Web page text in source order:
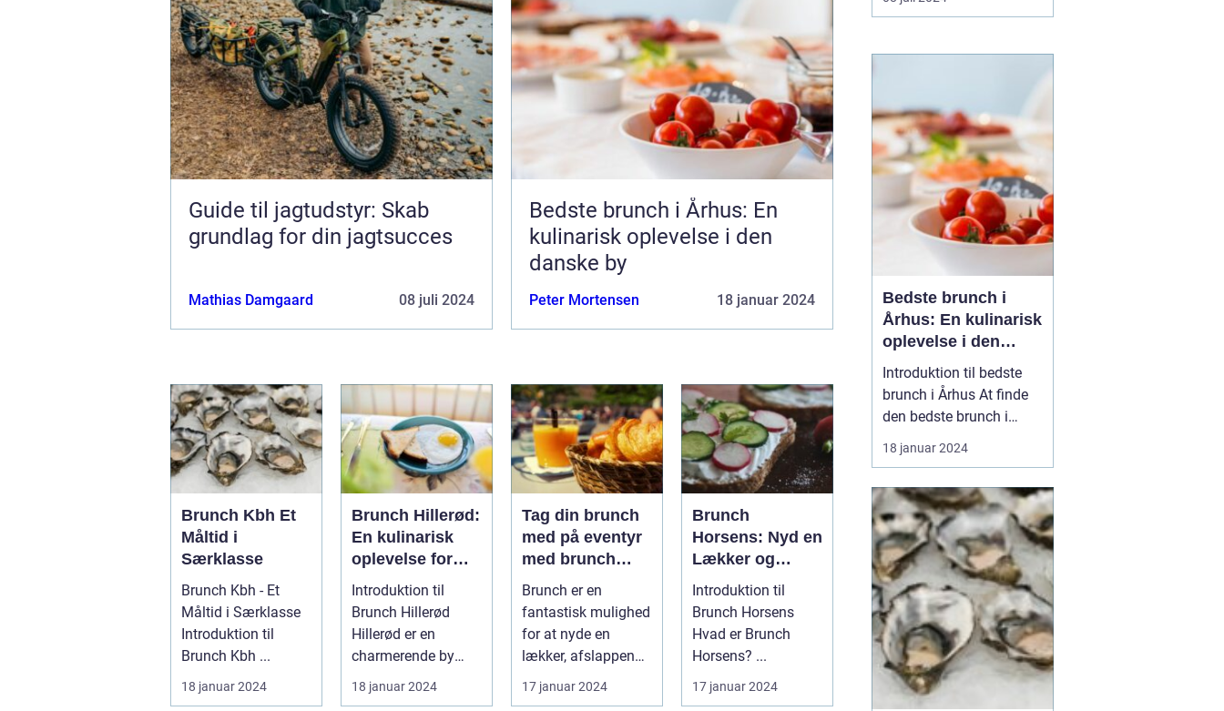
Guide til jagtudstyr: Skab
grundlag for din jagtsucces
Mathias Damgaard 08 juli 2024
Bedste brunch i Århus: En
kulinarisk oplevelse i den
danske by
Peter Mortensen 18 januar 2024
Brunch Kbh Et
Måltid i
Særklasse
Brunch Kbh - Et
Måltid i Særklasse
Introduktion til
Brunch Kbh ...
18 januar 2024
Brunch Hillerød:
En kulinarisk
oplevelse for
eventyrlystne
rejsende og
backpackere
Introduktion til
Brunch Hillerød
Hillerød er en
charmerende by
beliggende i
Nordsjælland,
18 januar 2024
Tag din brunch
med på eventyr
med brunch
take away
Brunch er en
fantastisk mulighed
for at nyde en
lækker, afslappende
måltid med venner
eller familie....
17 januar 2024
Brunch
Horsens: Nyd en
Lækker og
Afslappende
Morgenmad i
Byen
Introduktion til
Brunch Horsens
Hvad er Brunch
Horsens? ...
17 januar 2024
passion. Det udstyr, man
betyde forskellen mellem
den...
Bedste brunch i
Århus: En kulinarisk
oplevelse i den
danske by
Introduktion til bedste
brunch i Århus At finde
den bedste brunch i
Århus kan være en
udfordrende opgave for
eller backpacker. Århus
er kendt for sit
pulserende madscene,
og brunch er ingen
undtagelse. Byen har en
bred vifte af...
18 januar 2024